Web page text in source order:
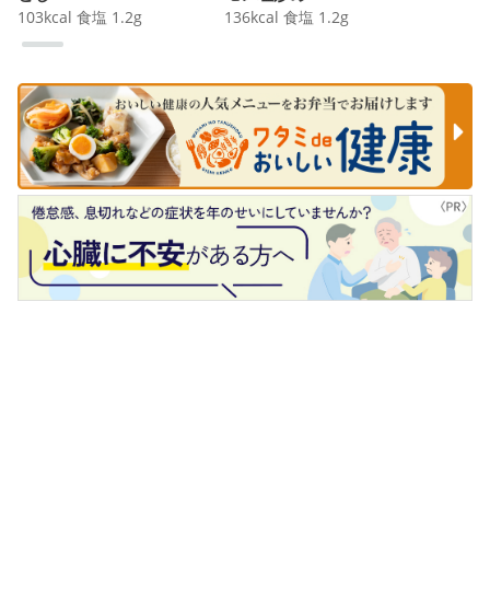
103kcal 食塩 1.2g 136kcal 食塩 1.2g